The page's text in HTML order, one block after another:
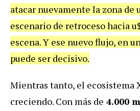
atacar nuevamente la zona de
escenario de retroceso hacia
escena. Y ese nuevo flujo, en
puede ser decisivo.
Mientras tanto, el ecosistema
creciendo. Con más de 4.000